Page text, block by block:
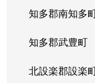
知多郡南知多
知多郡武豊町
北設楽郡設楽